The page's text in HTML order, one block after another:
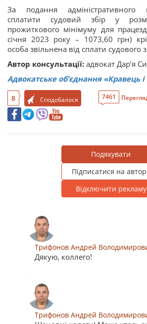
За подання адміністративного
сплатити судовий збір у
прожиткового мінімуму для
січня 2023 року – 1073,60 грн)
особа звільнена від сплати судового
Автор консультації: адвокат Дар’я
Адвокатське об’єднання «Кравець
8 Сподобалося 7461
Подякувати
Підписатися на
Відключити рекламу
Трифонов Андрей
Дякую, коллего!
Трифонов Андрей